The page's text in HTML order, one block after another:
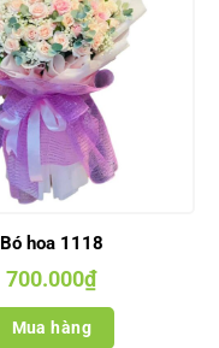
Bó hoa 1118
700.000₫
Mua hàng